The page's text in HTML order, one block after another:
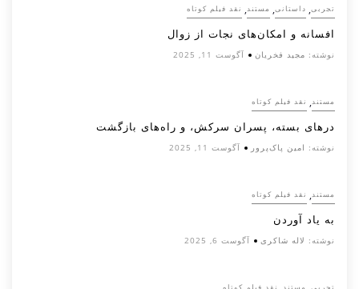
تجربی, داستانی, مستند, نقد فیلم کوتاه
افسانه‌ و امکان‌های نجات از زوال
نوشته: مجید فخریان آگوست 11, 2025
مستند, نقد فیلم کوتاه
درهای بسته، پسران سرکش، و راه‌های بازگشت
نوشته: امین پاک‌پرور آگوست 11, 2025
مستند, نقد فیلم کوتاه
به یاد آوردن
نوشته: لاله شاکری آگوست 6, 2025
تجربی مستند نقد فیلم کوتاه